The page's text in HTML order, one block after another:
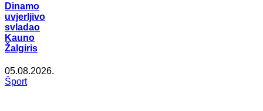
Dinamo
uvjerljivo
svladao
Kauno
Žalgiris
05.08.2026.
Šport